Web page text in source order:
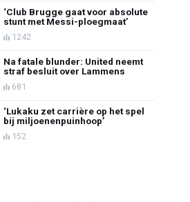
‘Club Brugge gaat voor absolute
stunt met Messi-ploegmaat’
1242
Na fatale blunder: United neemt
straf besluit over Lammens
681
‘Lukaku zet carrière op het spel
bij miljoenenpuinhoop’
152